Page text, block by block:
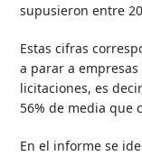
supusieron entre
Estas cifras
a parar a empresas
licitaciones, es
56% de media que
En el informe se